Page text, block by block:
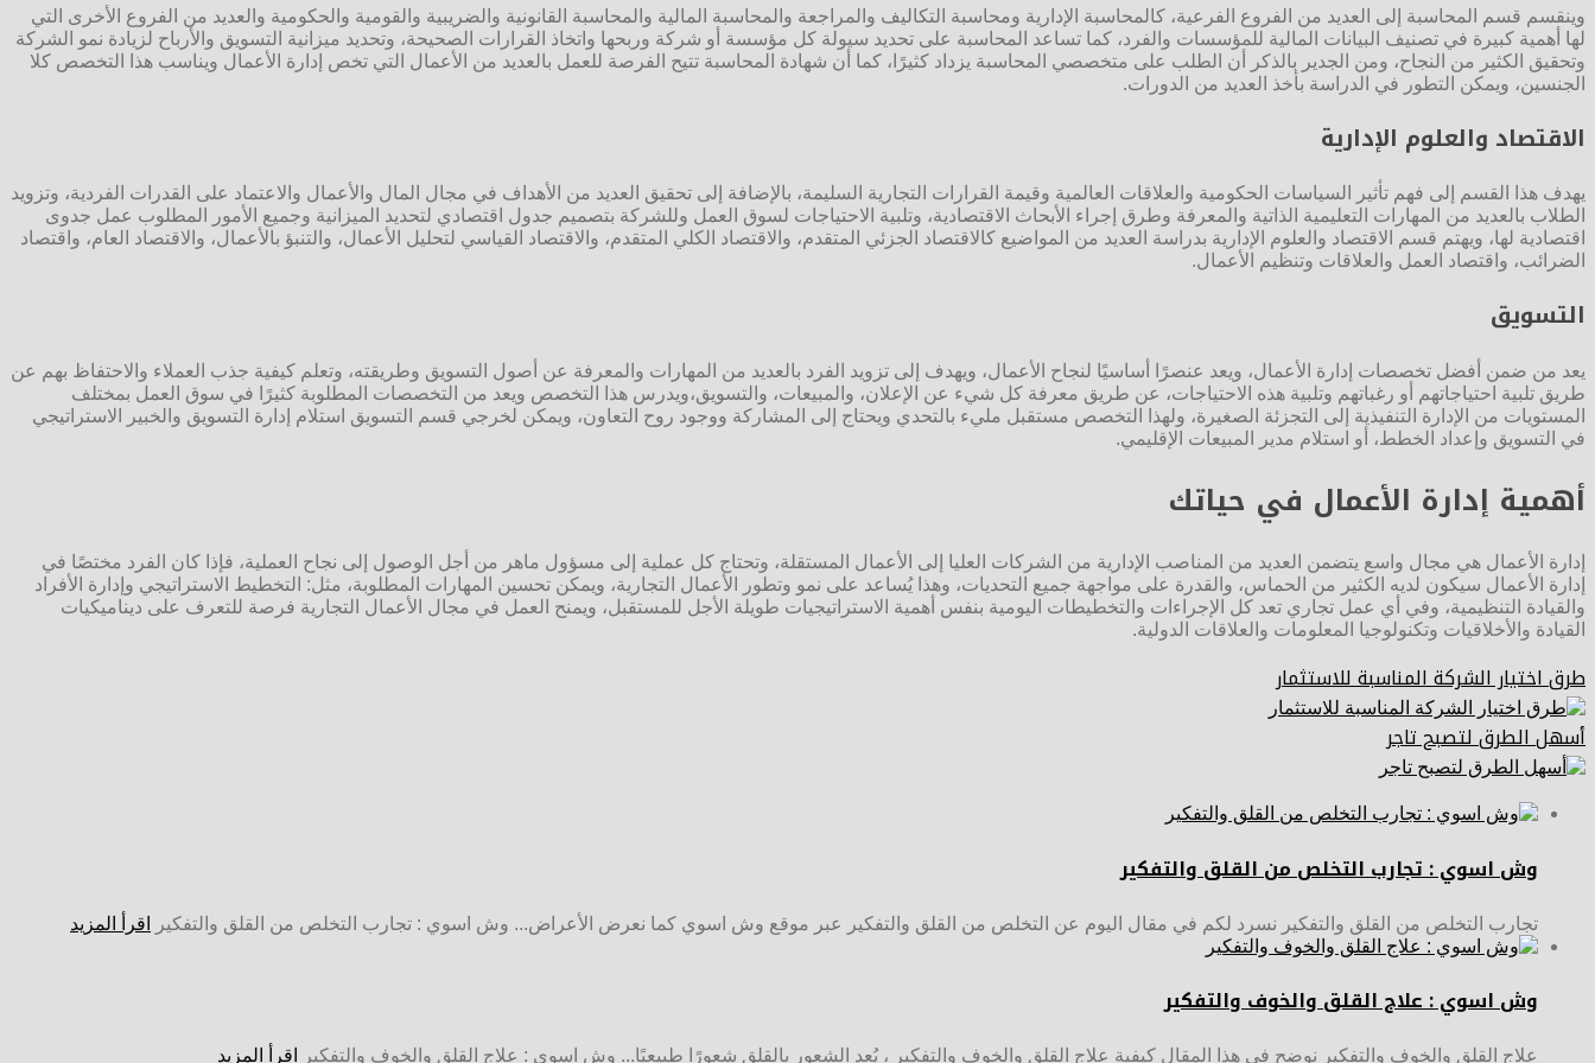
وينقسم قسم المحاسبة إلى العديد من الفروع الفرعية، كالمحاسبة الإدارية ومحاسبة التكاليف والمراجعة والمحاسبة المالية والمحاسبة القانونية والضريبية والقومية والحكومية والعديد من الفروع الأخرى التي
لها أهمية كبيرة في تصنيف البيانات المالية للمؤسسات والفرد، كما تساعد المحاسبة على تحديد سيولة كل مؤسسة أو شركة وربحها واتخاذ القرارات الصحيحة، وتحديد ميزانية التسويق والأرباح لزيادة نمو الشركة
وتحقيق الكثير من النجاح، ومن الجدير بالذكر أن الطلب على متخصصي المحاسبة يزداد كثيرًا، كما أن شهادة المحاسبة تتيح الفرصة للعمل بالعديد من الأعمال التي تخص إدارة الأعمال ويناسب هذا التخصص كلا
الجنسين، ويمكن التطور في الدراسة بأخذ العديد من الدورات.
الاقتصاد والعلوم الإدارية
يهدف هذا القسم إلى فهم تأثير السياسات الحكومية والعلاقات العالمية وقيمة القرارات التجارية السليمة، بالإضافة إلى تحقيق العديد من الأهداف في مجال المال والأعمال والاعتماد على القدرات الفردية، وتزويد
الطلاب بالعديد من المهارات التعليمية الذاتية والمعرفة وطرق إجراء الأبحاث الاقتصادية، وتلبية الاحتياجات لسوق العمل وللشركة بتصميم جدول اقتصادي لتحديد الميزانية وجميع الأمور المطلوب عمل جدوى
اقتصادية لها، ويهتم قسم الاقتصاد والعلوم الإدارية بدراسة العديد من المواضيع كالاقتصاد الجزئي المتقدم، والاقتصاد الكلي المتقدم، والاقتصاد القياسي لتحليل الأعمال، والتنبؤ بالأعمال، والاقتصاد العام، واقتصاد
الضرائب، واقتصاد العمل والعلاقات وتنظيم الأعمال.
التسويق
يعد من ضمن أفضل تخصصات إدارة الأعمال، ويعد عنصرًا أساسيًا لنجاح الأعمال، ويهدف إلى تزويد الفرد بالعديد من المهارات والمعرفة عن أصول التسويق وطريقته، وتعلم كيفية جذب العملاء والاحتفاظ بهم عن
طريق تلبية احتياجاتهم أو رغباتهم وتلبية هذه الاحتياجات، عن طريق معرفة كل شيء عن الإعلان، والمبيعات، والتسويق،ويدرس هذا التخصص ويعد من التخصصات المطلوبة كثيرًا في سوق العمل بمختلف
المستويات من الإدارة التنفيذية إلى التجزئة الصغيرة، ولهذا التخصص مستقبل مليء بالتحدي ويحتاج إلى المشاركة ووجود روح التعاون، ويمكن لخرجي قسم التسويق استلام إدارة التسويق والخبير الاستراتيجي
في التسويق وإعداد الخطط، أو استلام مدير المبيعات الإقليمي.
أهمية إدارة الأعمال في حياتك
إدارة الأعمال هي مجال واسع يتضمن العديد من المناصب الإدارية من الشركات العليا إلى الأعمال المستقلة، وتحتاج كل عملية إلى مسؤول ماهر من أجل الوصول إلى نجاح العملية، فإذا كان الفرد مختصًا في
إدارة الأعمال سيكون لديه الكثير من الحماس، والقدرة على مواجهة جميع التحديات، وهذا يُساعد على نمو وتطور الأعمال التجارية، ويمكن تحسين المهارات المطلوبة، مثل: التخطيط الاستراتيجي وإدارة الأفراد
والقيادة التنظيمية، وفي أي عمل تجاري تعد كل الإجراءات والتخطيطات اليومية بنفس أهمية الاستراتيجيات طويلة الأجل للمستقبل، ويمنح العمل في مجال الأعمال التجارية فرصة للتعرف على ديناميكيات
القيادة والأخلاقيات وتكنولوجيا المعلومات والعلاقات الدولية.
طرق اختيار الشركة المناسبة للاستثمار
أسهل الطرق لتصبح تاجر
وش اسوي : تجارب التخلص من القلق والتفكير
تجارب التخلص من القلق والتفكير نسرد لكم في مقال اليوم عن التخلص من القلق والتفكير عبر موقع وش اسوي كما نعرض الأعراض... وش اسوي : تجارب التخلص من القلق والتفكير اقرأ المزيد
وش اسوي : علاج القلق والخوف والتفكير
علاج القلق والخوف والتفكير نوضح في هذا المقال كيفية علاج القلق والخوف والتفكير ، يُعد الشعور بالقلق شعورًا طبيعيًا... وش اسوي : علاج القلق والخوف والتفكير اقرأ المزيد